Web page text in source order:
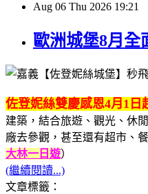
Aug 06 Thu 2026 19:21
歐洲城堡8月全
佐登妮絲雙慶感恩4月1日
建築，結合旅遊、觀光、休
廠去參觀，甚至還有超市、
大林一日遊）
(繼續閱讀...)
文章標籤：